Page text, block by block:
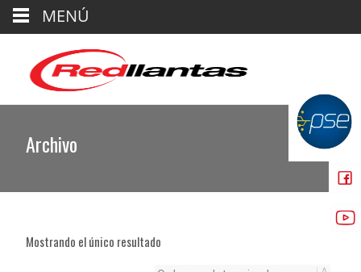
Archivo
Mostrando el único resultado
MENÚ